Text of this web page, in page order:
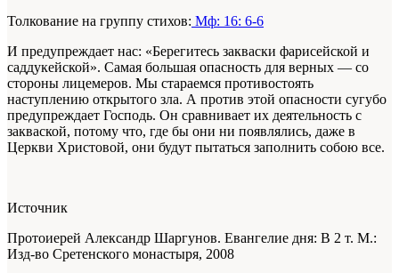
Толкование на группу стихов: Мф: 16: 6-6
И предупреждает нас: «Берегитесь закваски фарисейской и
саддукейской». Самая большая опасность для верных — со
стороны лицемеров. Мы стараемся противостоять
наступлению открытого зла. А против этой опасности сугубо
предупреждает Господь. Он сравнивает их деятельность с
закваской, потому что, где бы они ни появлялись, даже в
Церкви Христовой, они будут пытаться заполнить собою все.
Источник
Протоиерей Александр Шаргунов. Евангелие дня: В 2 т. М.:
Изд-во Сретенского монастыря, 2008